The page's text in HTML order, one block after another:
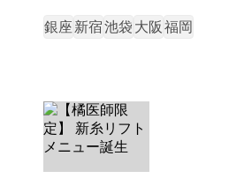
銀座 新宿池袋 大阪 福岡